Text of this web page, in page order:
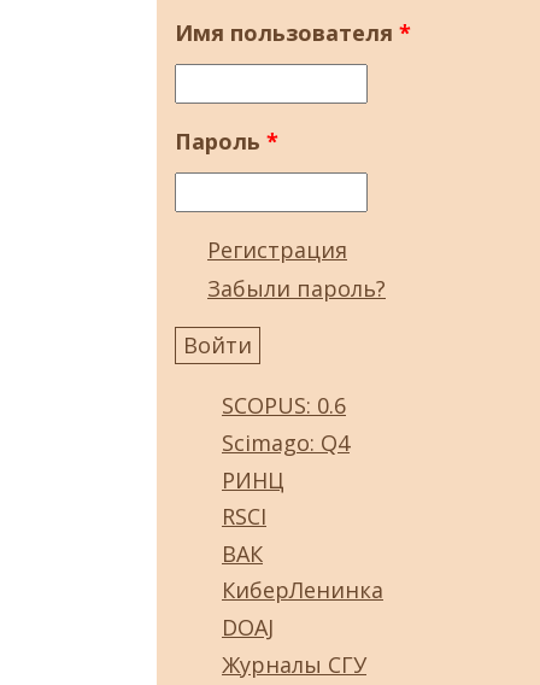
Имя пользователя *
Пароль *
Регистрация
Забыли пароль?
SCOPUS: 0.6
Scimago: Q4
РИНЦ
RSCI
ВАК
КиберЛенинка
DOAJ
Журналы СГУ